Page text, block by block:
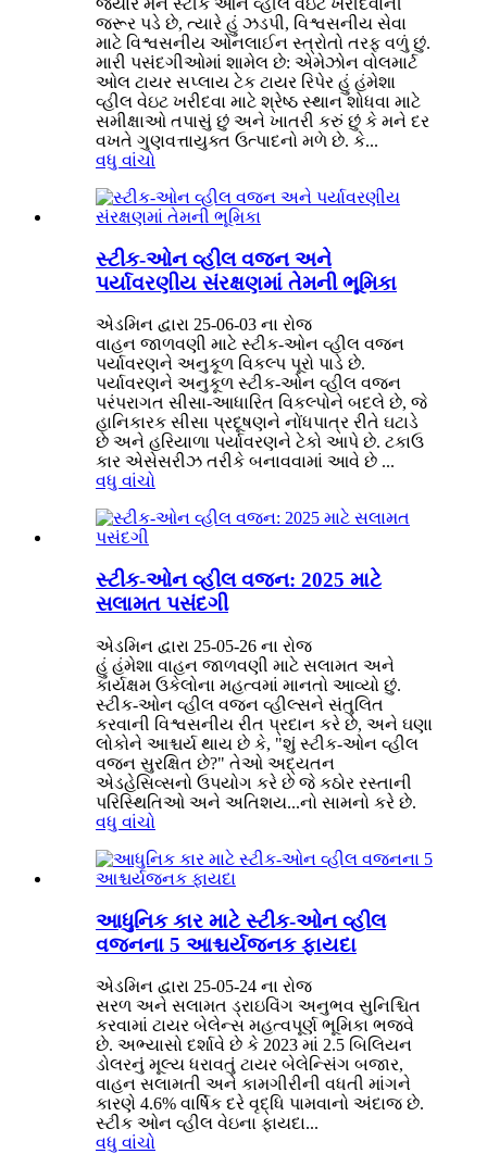
જ્યારે મને સ્ટીક ઓન વ્હીલ વેઇટ ખરીદવાની
જરૂર પડે છે, ત્યારે હું ઝડપી, વિશ્વસનીય સેવા
માટે વિશ્વસનીય ઓનલાઈન સ્ત્રોતો તરફ વળું છું.
મારી પસંદગીઓમાં શામેલ છે: એમેઝોન વોલમાર્ટ
ઓલ ટાયર સપ્લાય ટેક ટાયર રિપેર હું હંમેશા
વ્હીલ વેઇટ ખરીદવા માટે શ્રેષ્ઠ સ્થાન શોધવા માટે
સમીક્ષાઓ તપાસું છું અને ખાતરી કરું છું કે મને દર
વખતે ગુણવત્તાયુક્ત ઉત્પાદનો મળે છે. કે...
વધુ વાંચો
સ્ટીક-ઓન વ્હીલ વજન અને
પર્યાવરણીય સંરક્ષણમાં તેમની ભૂમિકા
એડમિન દ્વારા 25-06-03 ના રોજ
વાહન જાળવણી માટે સ્ટીક-ઓન વ્હીલ વજન
પર્યાવરણને અનુકૂળ વિકલ્પ પૂરો પાડે છે.
પર્યાવરણને અનુકૂળ સ્ટીક-ઓન વ્હીલ વજન
પરંપરાગત સીસા-આધારિત વિકલ્પોને બદલે છે, જે
હાનિકારક સીસા પ્રદૂષણને નોંધપાત્ર રીતે ઘટાડે
છે અને હરિયાળા પર્યાવરણને ટેકો આપે છે. ટકાઉ
કાર એસેસરીઝ તરીકે બનાવવામાં આવે છે ...
વધુ વાંચો
સ્ટીક-ઓન વ્હીલ વજન: 2025 માટે
સલામત પસંદગી
એડમિન દ્વારા 25-05-26 ના રોજ
હું હંમેશા વાહન જાળવણી માટે સલામત અને
કાર્યક્ષમ ઉકેલોના મહત્વમાં માનતો આવ્યો છું.
સ્ટીક-ઓન વ્હીલ વજન વ્હીલ્સને સંતુલિત
કરવાની વિશ્વસનીય રીત પ્રદાન કરે છે, અને ઘણા
લોકોને આશ્ચર્ય થાય છે કે, "શું સ્ટીક-ઓન વ્હીલ
વજન સુરક્ષિત છે?" તેઓ અદ્યતન
એડહેસિવ્સનો ઉપયોગ કરે છે જે કઠોર રસ્તાની
પરિસ્થિતિઓ અને અતિશય...નો સામનો કરે છે.
વધુ વાંચો
આધુનિક કાર માટે સ્ટીક-ઓન વ્હીલ
વજનના 5 આશ્ચર્યજનક ફાયદા
એડમિન દ્વારા 25-05-24 ના રોજ
સરળ અને સલામત ડ્રાઇવિંગ અનુભવ સુનિશ્ચિત
કરવામાં ટાયર બેલેન્સ મહત્વપૂર્ણ ભૂમિકા ભજવે
છે. અભ્યાસો દર્શાવે છે કે 2023 માં 2.5 બિલિયન
ડોલરનું મૂલ્ય ધરાવતું ટાયર બેલેન્સિંગ બજાર,
વાહન સલામતી અને કામગીરીની વધતી માંગને
કારણે 4.6% વાર્ષિક દરે વૃદ્ધિ પામવાનો અંદાજ છે.
સ્ટીક ઓન વ્હીલ વેઇના ફાયદા...
વધુ વાંચો